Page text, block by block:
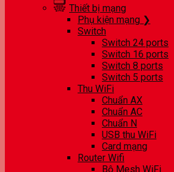
Thiết bị mạng
Phụ kiện mạng ❯
Switch
Switch 24 ports
Switch 16 ports
Switch 8 ports
Switch 5 ports
Thu WiFi
Chuẩn AX
Chuẩn AC
Chuẩn N
USB thu WiFi
Card mạng
Router Wifi
Bộ Mesh WiFi